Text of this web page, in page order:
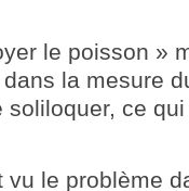
le poisson »
dans la mesure
soliloquer, ce
vu le problème